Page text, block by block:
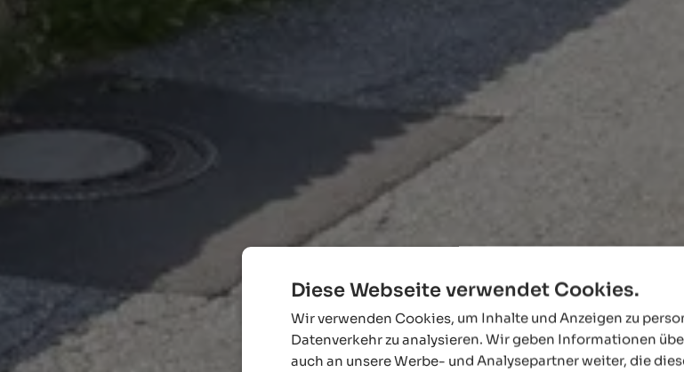
Diese Webseite verwendet Cookies.
Wir verwenden Cookies, um Inhalte und Anzeigen zu
Datenverkehr zu analysieren. Wir geben Informationen
auch an unsere Werbe- und Analysepartner weiter, die